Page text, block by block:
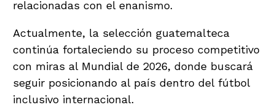
relacionadas con el enanismo.
Actualmente, la selección guatemalteca
continúa fortaleciendo su proceso competitivo
con miras al Mundial de 2026, donde buscará
seguir posicionando al país dentro del fútbol
inclusivo internacional.